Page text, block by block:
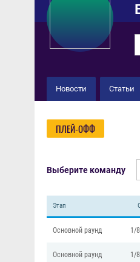
Новости Статьи
ПЛЕЙ-ОФФ
Выберите команду
Этап
Основной раунд 1/
Основной раунд 1/